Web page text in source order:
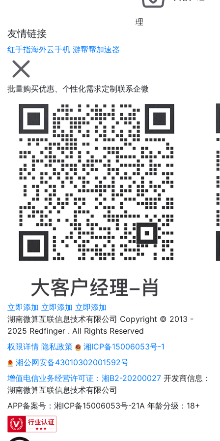
友情链接
红手指海外云手机 游帮帮加速器
理
批量购买优惠、个性化需求定制联系企微
立即添加 立即添加 立即添加
湖南微算互联信息技术有限公司 Copyright © 2013 -
2025 Redfinger . All Rights Reserved
权限详情 隐私政策
湘ICP备15006053号-1
湘公网安备43010302001592号
增值电信业务经营许可证：湘B2-20200027 开发商信息：
湖南微算互联信息技术有限公司
APP备案号：湘ICP备15006053号-21A 年龄分级：18+